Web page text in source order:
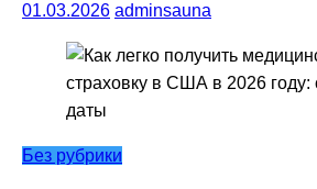
01.03.2026 adminsauna
Без рубрики